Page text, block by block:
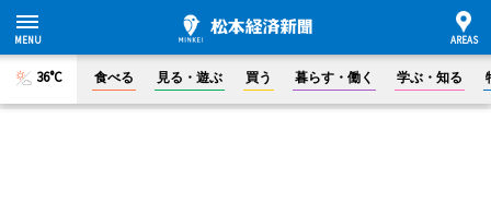
36°C 食べる 見る・遊ぶ 買う 暮らす・働く 学ぶ・知る